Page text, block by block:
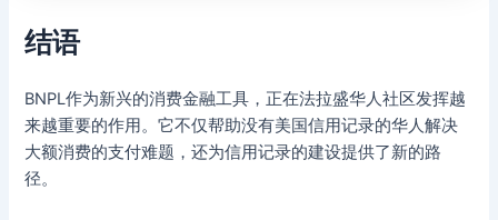
结语
BNPL作为新兴的消费金融工具，正在法拉盛华人社区发挥越
来越重要的作用。它不仅帮助没有美国信用记录的华人解决
大额消费的支付难题，还为信用记录的建设提供了新的路
径。